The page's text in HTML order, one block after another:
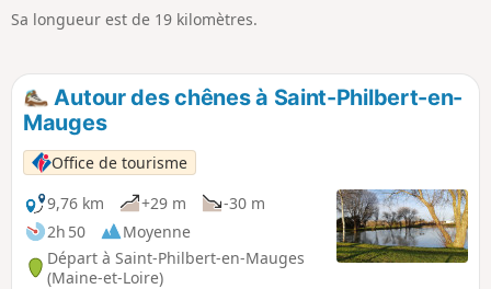
Sa longueur est de 19 kilomètres.
Autour des chênes à Saint-Philbert-en-
Mauges
Office de tourisme
9,76 km
+29 m
-30 m
2h 50
Moyenne
Départ à Saint-Philbert-en-Mauges
(Maine-et-Loire)